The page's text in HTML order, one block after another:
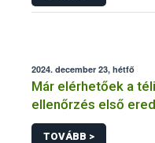
2024. december 23, hétfő
Már elérhetőek a
ellenőrzés első
TOVÁBB >